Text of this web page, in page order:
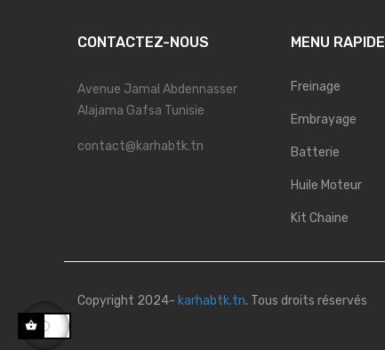
CONTACTEZ-NOUS
Avenue Jamal Abdennasser
Alajama Gafsa Tunisie
contact@karhabtk.tn
MENU RAPIDE
Freinage
Embrayage
Batterie
Huile Moteur
Kit Chaine
Copyright 2024- karhabtk.tn. Tous droits réservés